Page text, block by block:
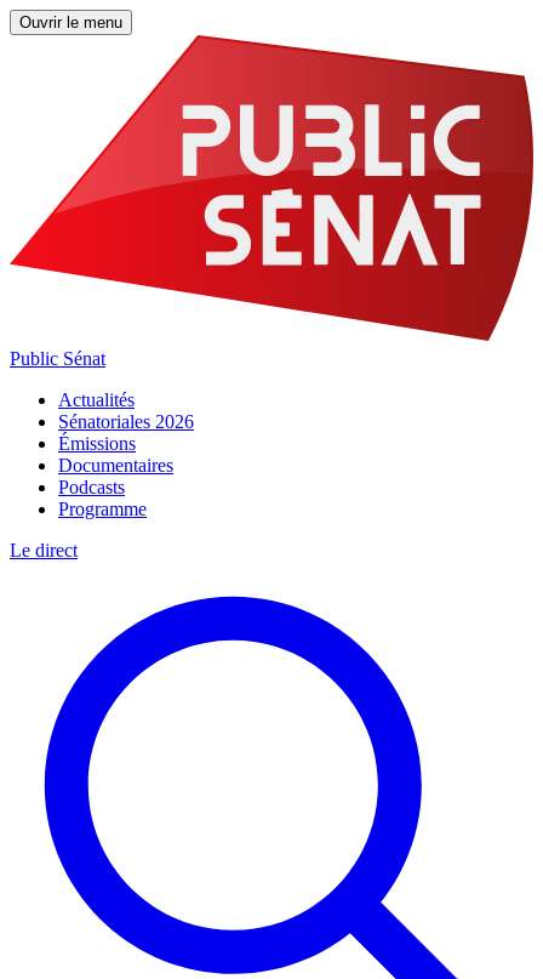
Ouvrir le menu
Public Sénat
Actualités
Sénatoriales 2026
Émissions
Documentaires
Podcasts
Programme
Le direct